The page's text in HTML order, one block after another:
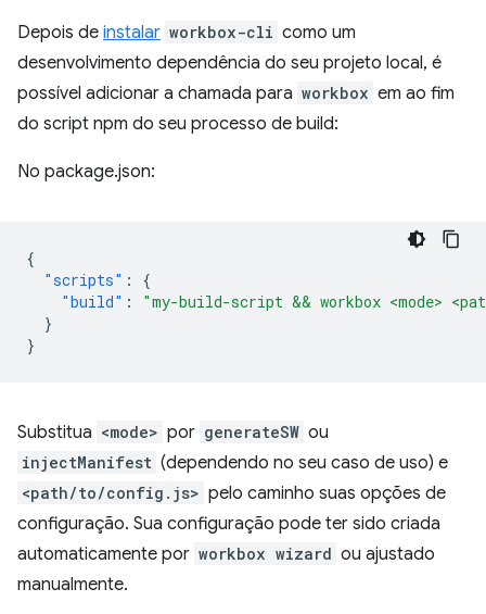
Depois de instalar workbox-cli como um
desenvolvimento dependência do seu projeto local, é
possível adicionar a chamada para workbox em ao fim
do script npm do seu processo de build:
No package.json:
{
"scripts" :
{
"build" :
"my-build-script && workbox <mode>
}
}
Substitua <mode> por generateSW ou
injectManifest (dependendo no seu caso de uso) e
<path/to/config.js> pelo caminho suas opções de
configuração. Sua configuração pode ter sido criada
automaticamente por workbox wizard ou ajustado
manualmente.